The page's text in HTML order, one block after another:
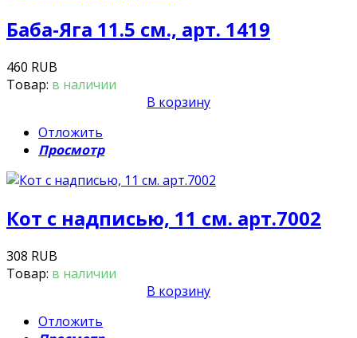
Баба-Яга 11.5 см., арт. 1419
460 RUB
Товар: в наличии
В корзину
Отложить
Просмотр
Кот с надписью, 11 см. арт.7002
308 RUB
Товар: в наличии
В корзину
Отложить